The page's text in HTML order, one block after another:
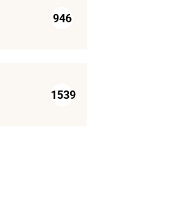
946
1539